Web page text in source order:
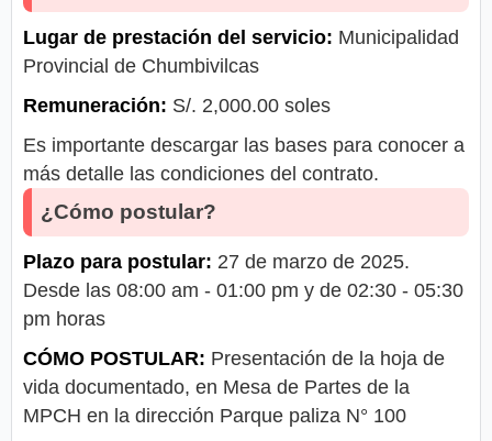
Lugar de prestación del servicio: Municipalidad
Provincial de Chumbivilcas
Remuneración: S/. 2,000.00 soles
Es importante descargar las bases para conocer a
más detalle las condiciones del contrato.
¿Cómo postular?
Plazo para postular: 27 de marzo de 2025.
Desde las 08:00 am - 01:00 pm y de 02:30 - 05:30
pm horas
CÓMO POSTULAR: Presentación de la hoja de
vida documentado, en Mesa de Partes de la
MPCH en la dirección Parque paliza N° 100